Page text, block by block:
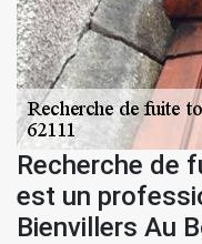
Recherche de
est un
Bienvillers Au